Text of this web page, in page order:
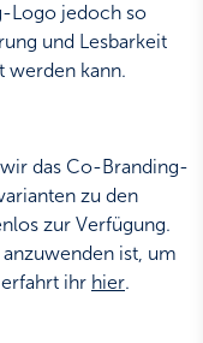
Logo jedoch so
und Lesbarkeit
werden kann.
das Co-Branding-
zu den
zur Verfügung.
ist, um
ihr hier.